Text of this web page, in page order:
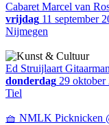
Cabaret Marcel van
vrijdag 11 september
Nijmegen
Ed Struijlaart
donderdag 29 oktober
Tiel
🧺 NMLK Picknicken